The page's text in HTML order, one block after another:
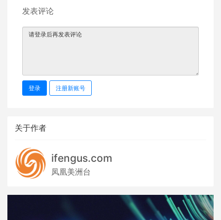
发表评论
登录 注册新账号
关于作者
ifengus.com
凤凰美洲台